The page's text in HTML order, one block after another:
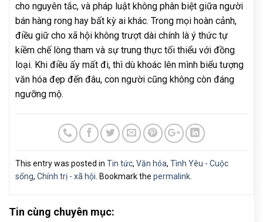
cho nguyên tắc, và pháp luật không phân biệt giữa người
bán hàng rong hay bất kỳ ai khác. Trong mọi hoàn cảnh,
điều giữ cho xã hội không trượt dài chính là ý thức tự
kiềm chế lòng tham và sự trung thực tối thiểu với đồng
loại. Khi điều ấy mất đi, thì dù khoác lên mình biểu tượng
văn hóa đẹp đến đâu, con người cũng không còn đáng
ngưỡng mộ.
This entry was posted in Tin tức, Văn hóa, Tình Yêu - Cuộc
sống, Chính trị - xã hội . Bookmark the permalink
Tin cùng chuyên mục: